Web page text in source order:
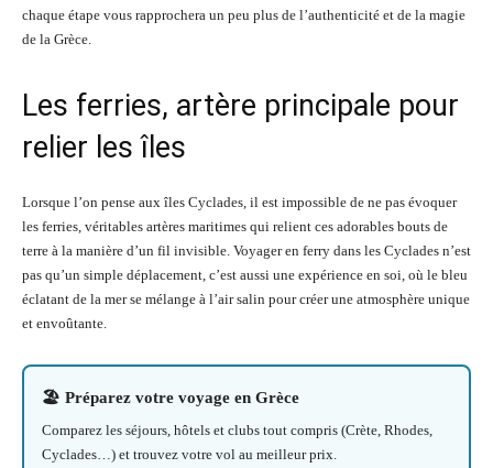
chaque étape vous rapprochera un peu plus de l’authenticité et de la magie
de la Grèce.
Les ferries, artère principale pour
relier les îles
Lorsque l’on pense aux îles Cyclades, il est impossible de ne pas évoquer
les ferries, véritables artères maritimes qui relient ces adorables bouts de
terre à la manière d’un fil invisible. Voyager en ferry dans les Cyclades n’est
pas qu’un simple déplacement, c’est aussi une expérience en soi, où le bleu
éclatant de la mer se mélange à l’air salin pour créer une atmosphère unique
et envoûtante.
🏖️ Préparez votre voyage en Grèce
Comparez les séjours, hôtels et clubs tout compris (Crète, Rhodes,
Cyclades…) et trouvez votre vol au meilleur prix.